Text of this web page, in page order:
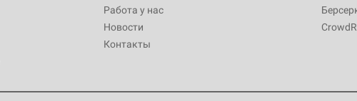
Работа у нас
Новости
Контакты
Берсерк
3 490